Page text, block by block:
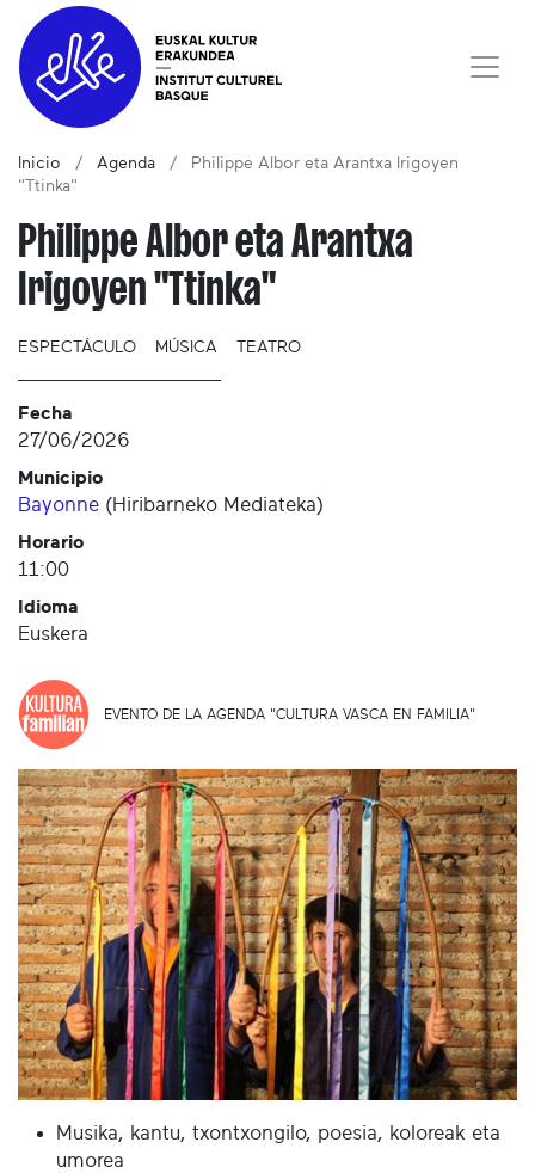
Inicio Agenda
Philippe Albor eta Arantxa Irigoyen
"Ttinka"
Philippe Albor eta Arantxa
Irigoyen "Ttinka"
ESPECTÁCULO MÚSICA TEATRO
Fecha
27/06/2026
Municipio
Bayonne (Hiribarneko Mediateka)
Horario
11:00
Idioma
Euskera
EVENTO DE LA AGENDA "CULTURA VASCA EN FAMILIA"
Musika, kantu, txontxongilo, poesia, koloreak eta
umorea